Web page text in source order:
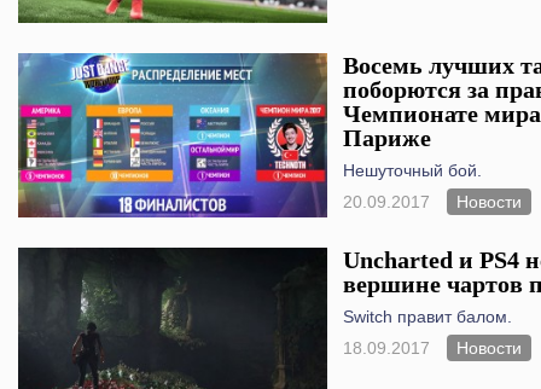
Восемь лучших
поборются за
Чемпионате
Париже
Нешуточный бой.
20.09.2017
Новости
Uncharted и PS4
вершине чартов
Switch правит балом.
18.09.2017
Новости